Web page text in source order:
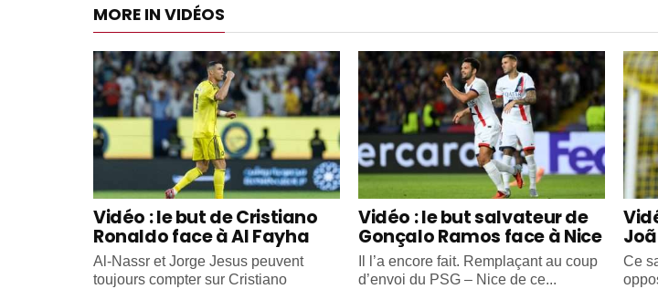
MORE IN VIDÉOS
Vidéo : le but de Cristiano
Ronaldo face à Al Fayha
Al-Nassr et Jorge Jesus peuvent
toujours compter sur Cristiano
Vidéo : le but salvateur de
Gonçalo Ramos face à Nice
Il l’a encore fait. Remplaçant au coup
d’envoi du PSG – Nice de ce...
Ce